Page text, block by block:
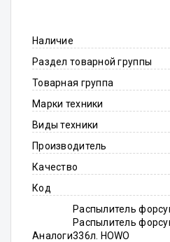
Наличие
Раздел товарной группы
Товарная группа
Марки техники
Виды техники
Производитель
Качество
Код
Аналоги
Распылитель
Распылитель
336л. HOWO